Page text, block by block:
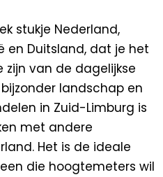
stukje Nederland,
en Duitsland, dat je het
van de dagelijkse
landschap en
in Zuid-Limburg is
met andere
Het is de ideale
die hoogtemeters wil